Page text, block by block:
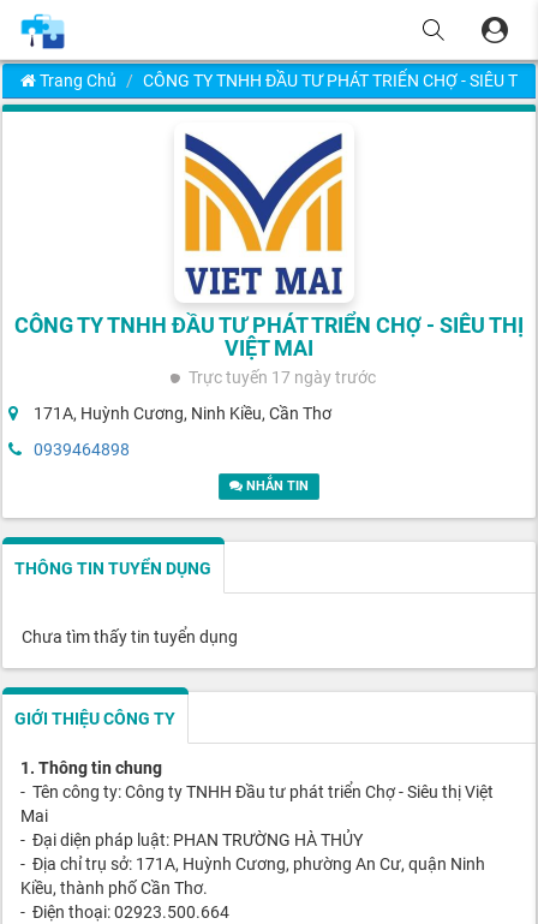
Trang Chủ CÔNG TY TNHH ĐẦU TƯ PHÁT TRIỂN CHỢ - SIÊU
CÔNG TY TNHH ĐẦU TƯ PHÁT TRIỂN CHỢ - SIÊU THỊ
VIỆT MAI
Trực tuyến 17 ngày trước
171A, Huỳnh Cương, Ninh Kiều, Cần Thơ
0939464898
NHẮN TIN
THÔNG TIN TUYỂN DỤNG
Chưa tìm thấy tin tuyển dụng
GIỚI THIỆU CÔNG TY
1. Thông tin chung
- Tên công ty: Công ty TNHH Đầu tư phát triển Chợ - Siêu thị Việt
Mai
- Đại diện pháp luật: PHAN TRƯỜNG HÀ THỦY
- Địa chỉ trụ sở: 171A, Huỳnh Cương, phường An Cư, quận Ninh
Kiều, thành phố Cần Thơ.
- Điện thoại: 02923.500.664